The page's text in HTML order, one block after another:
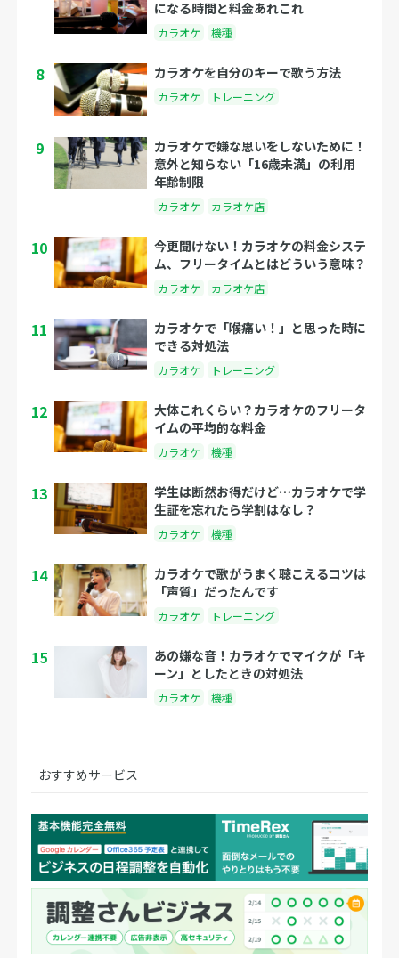
になる時間と料金あれこれ
カラオケ 機種
8 カラオケを自分のキーで歌う方法
カラオケ トレーニング
9
カラオケで嫌な思いをしないために！
意外と知らない「16歳未満」の利用
年齢制限
カラオケ カラオケ店
10
今更聞けない！カラオケの料金システ
ム、フリータイムとはどういう意味？
カラオケ カラオケ店
11
カラオケで「喉痛い！」と思った時に
できる対処法
カラオケ トレーニング
12
大体これくらい？カラオケのフリータ
イムの平均的な料金
カラオケ 機種
13
学生は断然お得だけど…カラオケで学
生証を忘れたら学割はなし？
カラオケ 機種
14
カラオケで歌がうまく聴こえるコツは
「声質」だったんです
カラオケ トレーニング
15
あの嫌な音！カラオケでマイクが「キ
ーン」としたときの対処法
カラオケ 機種
おすすめサービス